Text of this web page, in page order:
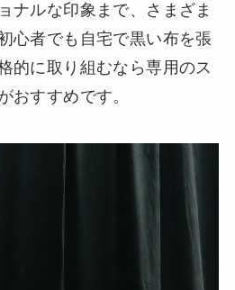
ナルな印象まで、さまざま
心者でも自宅で黒い布を張
的に取り組むなら専用のス
おすすめです。